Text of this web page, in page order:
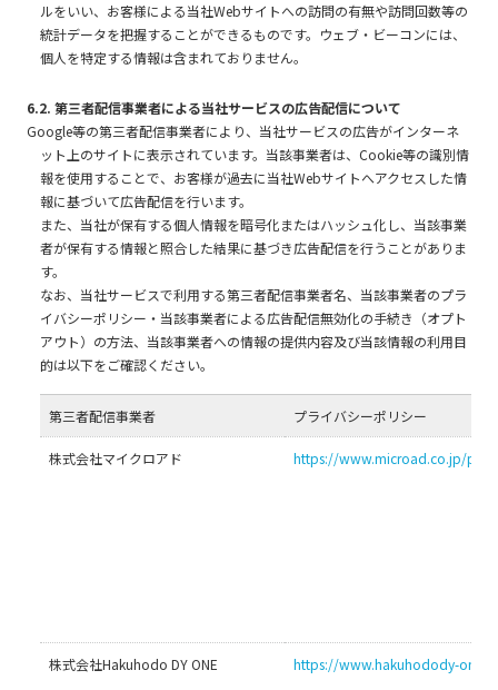
ルをいい、お客様による当社Webサイトへの訪問の有無や訪問回数等の
統計データを把握することができるものです。ウェブ・ビーコンには、
個人を特定する情報は含まれておりません。
6.2. 第三者配信事業者による当社サービスの広告配信について
Google等の第三者配信事業者により、当社サービスの広告がインターネ
ット上のサイトに表示されています。当該事業者は、Cookie等の識別情
報を使用することで、お客様が過去に当社Webサイトへアクセスした情
報に基づいて広告配信を行います。
また、当社が保有する個人情報を暗号化またはハッシュ化し、当該事業
者が保有する情報と照合した結果に基づき広告配信を行うことがありま
す。
なお、当社サービスで利用する第三者配信事業者名、当該事業者のプラ
イバシーポリシー・当該事業者による広告配信無効化の手続き（オプト
アウト）の方法、当該事業者への情報の提供内容及び当該情報の利用目
的は以下をご確認ください。
第三者配信事業者 プライバシーポリシー
株式会社マイクロアド https://www.microad.co.jp/
株式会社Hakuhodo DY ONE https://www.hakuhodody-